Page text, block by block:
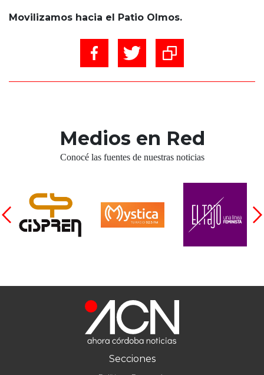
Movilizamos hacia el Patio Olmos.
Medios en Red
Conocé las fuentes de nuestras noticias
Secciones